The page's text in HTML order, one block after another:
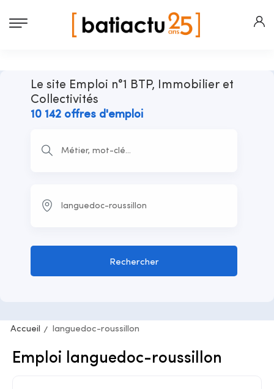
Le site Emploi n°1 BTP, Immobilier et
Collectivités
10 142 offres d'emploi
Rechercher
Accueil languedoc-roussillon
Emploi languedoc-roussillon